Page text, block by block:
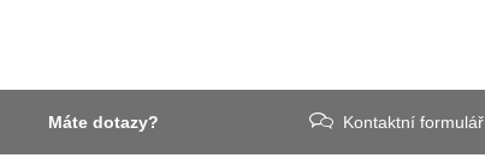
Máte dotazy? Kontaktní formulář